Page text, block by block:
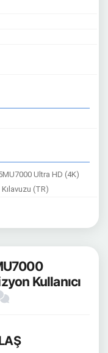
Ultra HD (4K)
(TR)
Kullanıcı